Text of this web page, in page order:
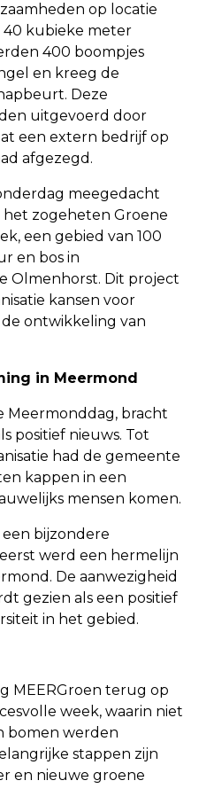
op locatie
40 kubieke meter
400 boompjes
en kreeg de
Deze
uitgevoerd door
een extern bedrijf op
afgezegd.
meegedacht
zogeheten Groene
een gebied van 100
en bos in
Olmenhorst. Dit project
kansen voor
ontwikkeling van
in Meermond
Meermonddag, bracht
positief nieuws. Tot
had de gemeente
kappen in een
mensen komen.
bijzondere
werd een hermelijn
De aanwezigheid
gezien als een positief
in het gebied.
MEERGroen terug op
week, waarin niet
bomen werden
stappen zijn
en nieuwe groene